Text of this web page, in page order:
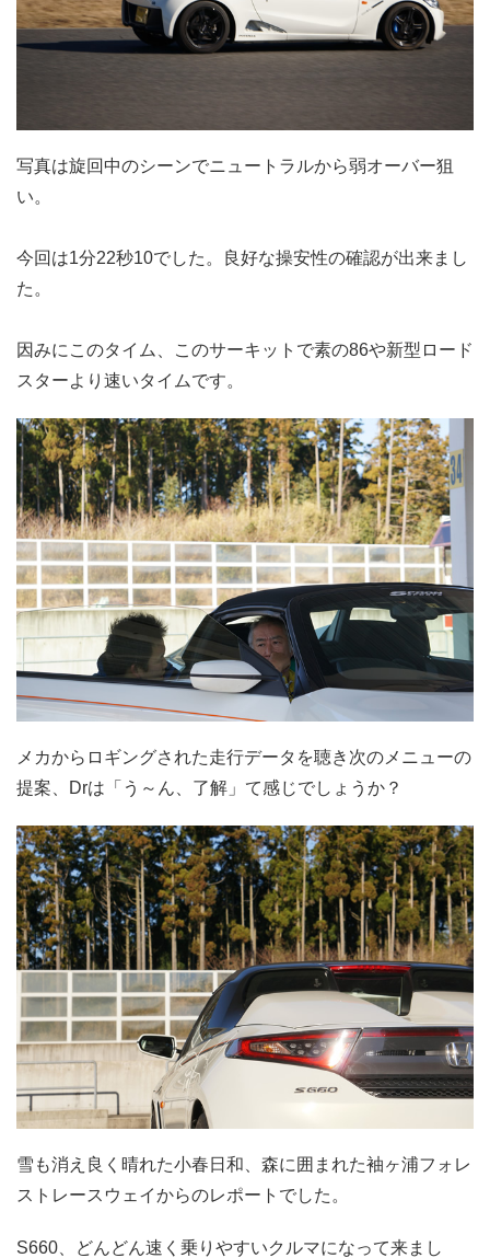
​写真は旋回中のシーンでニュートラルから弱オーバー狙
い。
今回は1分22秒10でした。良好な操安性の確認が出来まし
た。
因みにこのタイム、このサーキットで素の86や新型ロード
スターより速いタイムです。
メカからロギングされた走行データを聴き次のメニューの
提案、Drは「う～ん、了解」て感じでしょうか？
雪も消え良く晴れた小春日和、森に囲まれた袖ヶ浦フォレ
ストレースウェイからのレポートでした。
S660、どんどん速く乗りやすいクルマになって来まし